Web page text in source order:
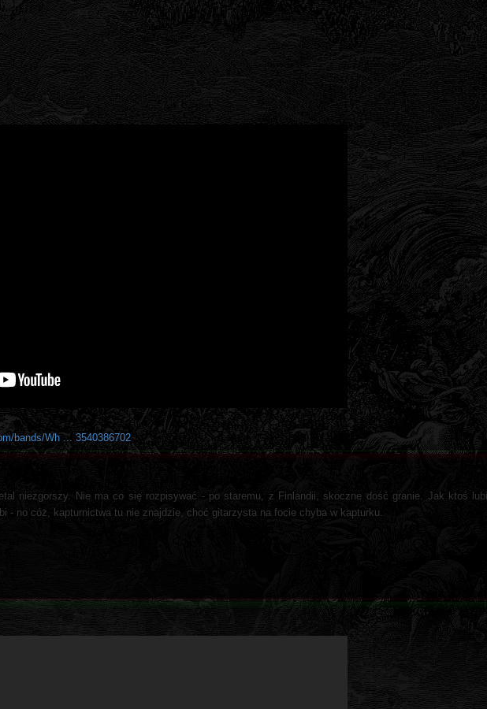
bands/Wh ... 3540386702
niezgorszy. Nie ma co się rozpisywać - po staremu, z Finlandii, skoczne dość granie. Jak ktoś
- no cóż, kapturnictwa tu nie znajdzie, choć gitarzysta na focie chyba w kapturku.